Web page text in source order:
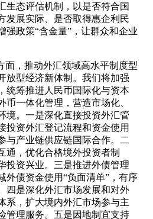
生态评估机制，以是否符合国
发展实际、是否取得惠企利民
强政策“含金量”，让群众和企业
面，推动外汇领域高水平制度型
放型经济新体制。我们将加强
统筹推进人民币国际化与资本
一体化管理，营造市场化、
境。一是深化直接投资外汇管
投资外汇登记流程和资金使用
与产业链供应链国际合作。二
通，优化合格境外投资者制
投资兴业。三是推进外债管理
外债资金使用“负面清单”，有序
四是深化外汇市场发展和对外
系，扩大境内外汇市场参与主
管理服务。五是因地制宜支持